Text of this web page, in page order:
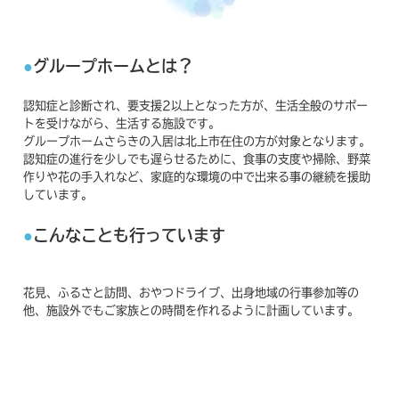
グループホームとは？
認知症と診断され、要支援2以上となった方が、生活全般のサポー
トを受けながら、生活する施設です。
グループホームさらきの入居は北上市在住の方が対象となります。
認知症の進行を少しでも遅らせるために、食事の支度や掃除、野菜
作りや花の手入れなど、家庭的な環境の中で出来る事の継続を援助
しています。
こんなことも行っています
花見、ふるさと訪問、おやつドライブ、出身地域の行事参加等の
他、施設外でもご家族との時間を作れるように計画しています。